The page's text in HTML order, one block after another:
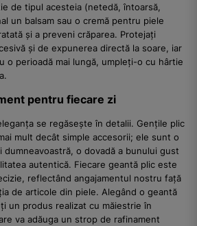
de tipul acesteia (netedă, întoarsă,
un balsam sau o cremă pentru piele
și a preveni crăparea. Protejați
și de expunerea directă la soare, iar
o perioadă mai lungă, umpleți-o cu hârtie
pentru fiecare zi
se regăsește în detalii. Gențile plic
mult decât simple accesorii; ele sunt o
o dovadă a bunului gust
autentică. Fiecare geantă plic este
reflectând angajamentul nostru față
de articole din piele. Alegând o geantă
un produs realizat cu măiestrie în
va adăuga un strop de rafinament